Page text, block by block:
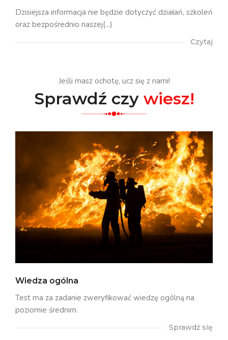
Dzisiejsza informacja nie będzie dotyczyć działań, szkoleń
oraz bezpośrednio naszej(...)
Czytaj
Jeśli masz ochotę, ucz się z nami!
Sprawdź czy wiesz!
Wiedza ogólna
Test ma za zadanie zweryfikować wiedzę ogólną na
poziomie średnim.
Sprawdź się